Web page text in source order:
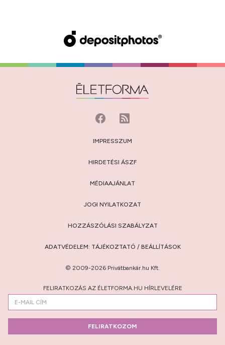
IMPRESSZUM
HIRDETÉSI ÁSZF
MÉDIAAJÁNLAT
JOGI NYILATKOZAT
HOZZÁSZÓLÁSI SZABÁLYZAT
ADATVÉDELEM: TÁJÉKOZTATÓ / BEÁLLÍTÁSOK
© 2009-2026 Privátbankár.hu Kft.
FELIRATKOZÁS AZ ÉLETFORMA.HU HÍRLEVELÉRE
FELIRATKOZOM